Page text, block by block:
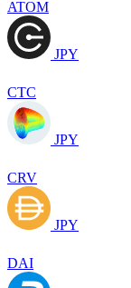
ATOM
JPY
CTC
JPY
CRV
JPY
DAI